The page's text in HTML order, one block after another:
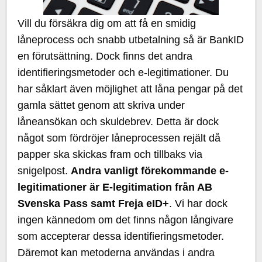
Vill du försäkra dig om att få en smidig
låneprocess och snabb utbetalning så är BankID
en förutsättning. Dock finns det andra
identifieringsmetoder och e-legitimationer. Du
har såklart även möjlighet att låna pengar på det
gamla sättet genom att skriva under
låneansökan och skuldebrev. Detta är dock
något som fördröjer låneprocessen rejält då
papper ska skickas fram och tillbaks via
snigelpost. Andra vanligt förekommande e-
legitimationer är E-legitimation från AB
Svenska Pass samt Freja eID+. Vi har dock
ingen kännedom om det finns någon långivare
som accepterar dessa identifieringsmetoder.
Däremot kan metoderna användas i andra